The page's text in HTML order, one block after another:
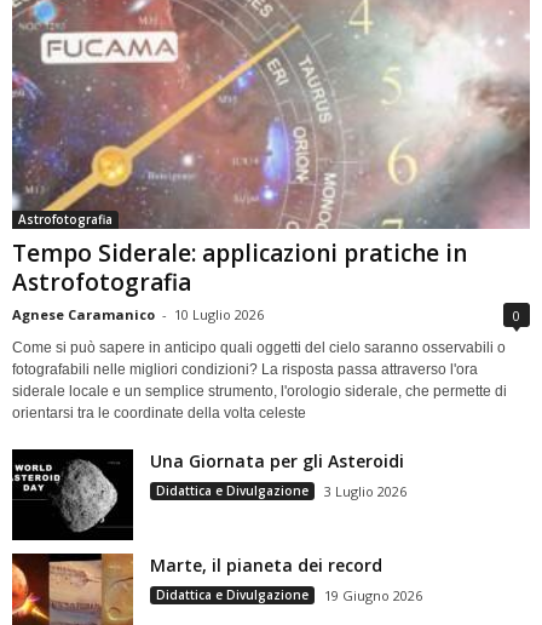
Astrofotografia
Tempo Siderale: applicazioni pratiche in
Astrofotografia
Agnese Caramanico - 10 Luglio 2026 0
Come si può sapere in anticipo quali oggetti del cielo saranno osservabili o
fotografabili nelle migliori condizioni? La risposta passa attraverso l'ora
siderale locale e un semplice strumento, l'orologio siderale, che permette di
orientarsi tra le coordinate della volta celeste
Una Giornata per gli Asteroidi
Didattica e Divulgazione 3 Luglio 2026
Marte, il pianeta dei record
Didattica e Divulgazione 19 Giugno 2026